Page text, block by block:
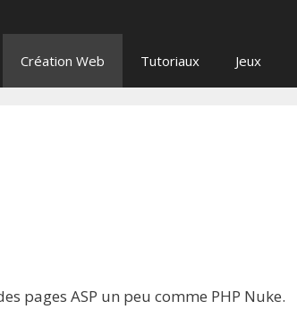
Création Web Tutoriaux Jeux
pages ASP un peu comme PHP Nuke.